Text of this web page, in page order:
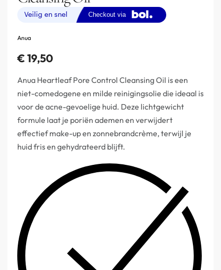
Anua
€19,50
Anua Heartleaf Pore Control Cleansing Oil is een
niet-comedogene en milde reinigingsolie die ideaal is
voor de acne-gevoelige huid. Deze lichtgewicht
formule laat je poriën ademen en verwijdert
effectief make-up en zonnebrandcrème, terwijl je
huid fris en gehydrateerd blijft.